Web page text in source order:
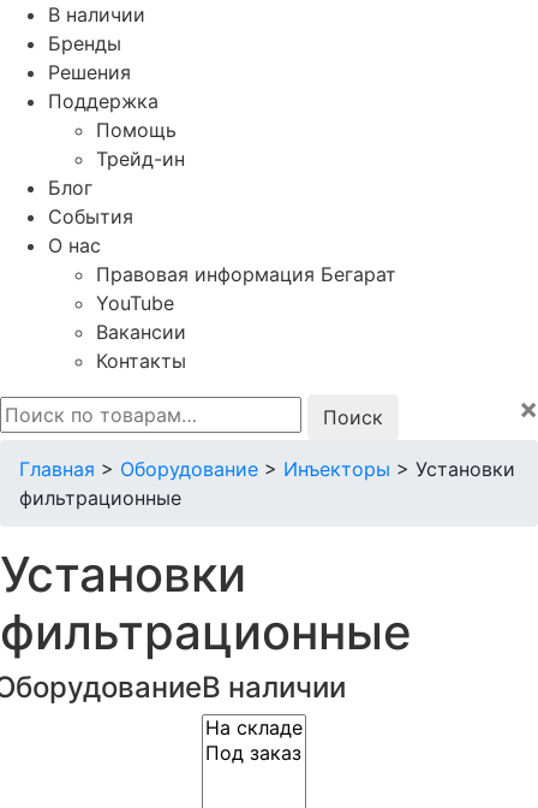
В наличии
Бренды
Решения
Поддержка
Помощь
Трейд-ин
Блог
События
О нас
Правовая информация Бегарат
YouTube
Вакансии
Контакты
Искать:
×
Главная > Оборудование > Инъекторы > Установки
фильтрационные
Установки
фильтрационные
В наличии